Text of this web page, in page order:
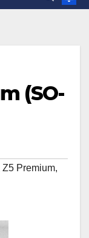
(SO-
Premium,